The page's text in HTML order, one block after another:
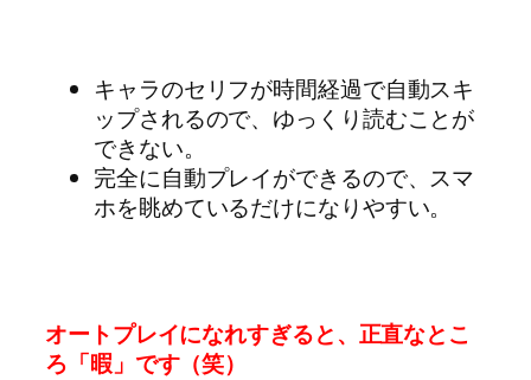
キャラのセリフが時間経過で自動スキ
ップされるので、ゆっくり読むことが
できない。
完全に自動プレイができるので、スマ
ホを眺めているだけになりやすい。
オートプレイになれすぎると、正直なとこ
ろ「暇」です（笑）